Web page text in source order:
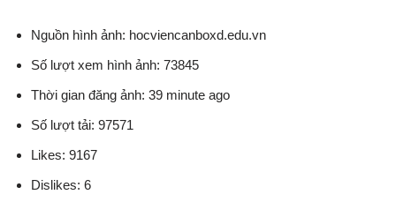
Nguồn hình ảnh: hocviencanboxd.edu.vn
Số lượt xem hình ảnh: 73845
Thời gian đăng ảnh: 39 minute ago
Số lượt tải: 97571
Likes: 9167
Dislikes: 6